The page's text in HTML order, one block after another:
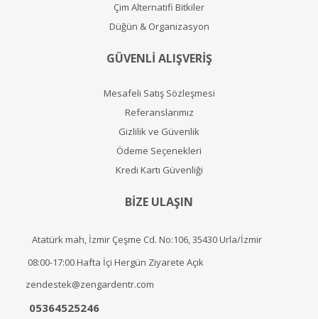
Çim Alternatifi Bitkiler
Düğün & Organizasyon
GÜVENLİ ALIŞVERİŞ
Mesafeli Satış Sözleşmesi
Referanslarımız
Gizlilik ve Güvenlik
Ödeme Seçenekleri
Kredi Kartı Güvenliği
BİZE ULAŞIN
Atatürk mah, İzmir Çeşme Cd. No:106, 35430 Urla/İzmir
08:00-17:00 Hafta İçi Hergün Ziyarete Açık
zendestek@zengardentr.com
05364525246